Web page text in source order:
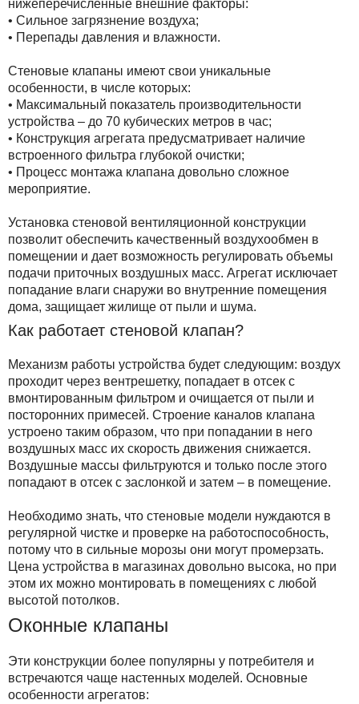
нижеперечисленные внешние факторы:
• Сильное загрязнение воздуха;
• Перепады давления и влажности.
Стеновые клапаны имеют свои уникальные
особенности, в числе которых:
• Максимальный показатель производительности
устройства – до 70 кубических метров в час;
• Конструкция агрегата предусматривает наличие
встроенного фильтра глубокой очистки;
• Процесс монтажа клапана довольно сложное
мероприятие.
Установка стеновой вентиляционной конструкции
позволит обеспечить качественный воздухообмен в
помещении и дает возможность регулировать объемы
подачи приточных воздушных масс. Агрегат исключает
попадание влаги снаружи во внутренние помещения
дома, защищает жилище от пыли и шума.
Как работает стеновой клапан?
Механизм работы устройства будет следующим: воздух
проходит через вентрешетку, попадает в отсек с
вмонтированным фильтром и очищается от пыли и
посторонних примесей. Строение каналов клапана
устроено таким образом, что при попадании в него
воздушных масс их скорость движения снижается.
Воздушные массы фильтруются и только после этого
попадают в отсек с заслонкой и затем – в помещение.
Необходимо знать, что стеновые модели нуждаются в
регулярной чистке и проверке на работоспособность,
потому что в сильные морозы они могут промерзать.
Цена устройства в магазинах довольно высока, но при
этом их можно монтировать в помещениях с любой
высотой потолков.
Оконные клапаны
Эти конструкции более популярны у потребителя и
встречаются чаще настенных моделей. Основные
особенности агрегатов: